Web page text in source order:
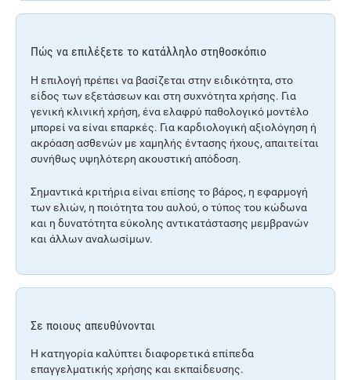
Πώς να επιλέξετε το κατάλληλο στηθοσκόπιο
Η επιλογή πρέπει να βασίζεται στην ειδικότητα, στο
είδος των εξετάσεων και στη συχνότητα χρήσης. Για
γενική κλινική χρήση, ένα ελαφρύ παθολογικό μοντέλο
μπορεί να είναι επαρκές. Για καρδιολογική αξιολόγηση ή
ακρόαση ασθενών με χαμηλής έντασης ήχους, απαιτείται
συνήθως υψηλότερη ακουστική απόδοση.
Σημαντικά κριτήρια είναι επίσης το βάρος, η εφαρμογή
των ελιών, η ποιότητα του αυλού, ο τύπος του κώδωνα
και η δυνατότητα εύκολης αντικατάστασης μεμβρανών
και άλλων αναλωσίμων.
Σε ποιους απευθύνονται
Η κατηγορία καλύπτει διαφορετικά επίπεδα
επαγγελματικής χρήσης και εκπαίδευσης.